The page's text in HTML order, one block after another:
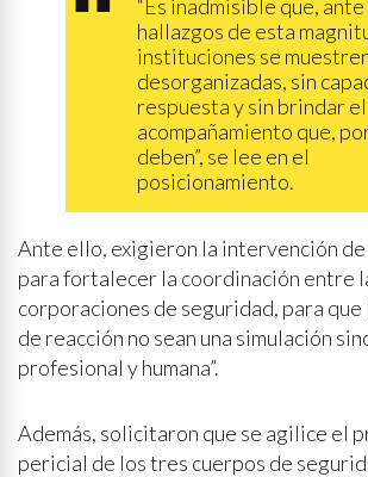
“Es inadmisible que, ante
hallazgos de esta
instituciones se
desorganizadas, sin
respuesta y sin brindar el
acompañamiento que,
deben”, se lee en el
posicionamiento.
Ante ello, exigieron la intervención
para fortalecer la coordinación entre
corporaciones de seguridad, para
de reacción no sean una simulación
profesional y humana”.
Además, solicitaron que se agilice el
pericial de los tres cuerpos de